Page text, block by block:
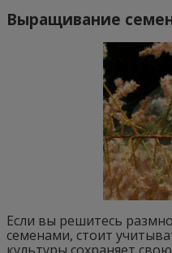
Выращивание
Если вы решитесь
семенами, стоит
культуры сохраняет